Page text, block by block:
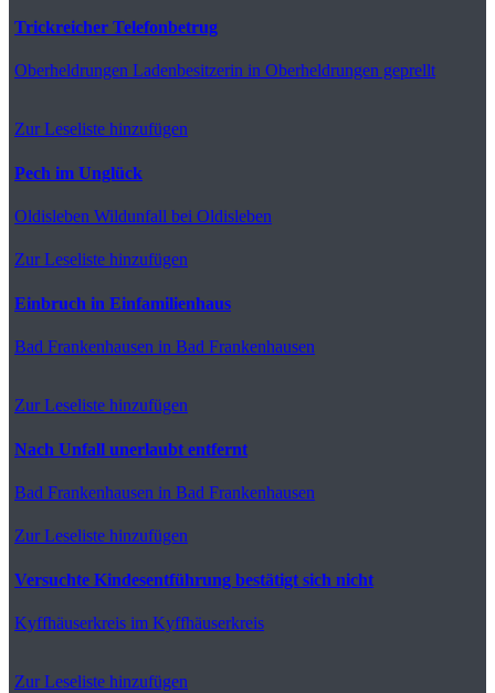
Trickreicher Telefonbetrug
Oberheldrungen Ladenbesitzerin in Oberheldrungen geprellt
Zur Leseliste hinzufügen
Pech im Unglück
Oldisleben Wildunfall bei Oldisleben
Zur Leseliste hinzufügen
Einbruch in Einfamilienhaus
Bad Frankenhausen in Bad Frankenhausen
Zur Leseliste hinzufügen
Nach Unfall unerlaubt entfernt
Bad Frankenhausen in Bad Frankenhausen
Zur Leseliste hinzufügen
Versuchte Kindesentführung bestätigt sich nicht
Kyffhäuserkreis im Kyffhäuserkreis
Zur Leseliste hinzufügen